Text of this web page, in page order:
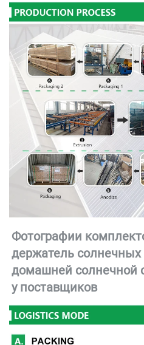
Фотографии
держатель
домашней солнечной
у поставщиков